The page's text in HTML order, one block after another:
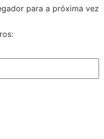
para a próxima vez